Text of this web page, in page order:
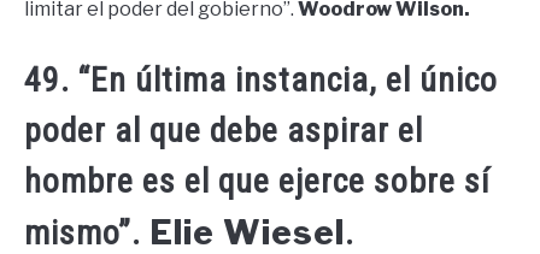
limitar el poder del gobierno”. Woodrow Wilson.
49. “En última instancia, el único
poder al que debe aspirar el
hombre es el que ejerce sobre sí
mismo”. Elie Wiesel.